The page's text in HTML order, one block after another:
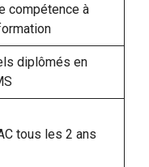
compétence à
diplômés en
tous les 2 ans